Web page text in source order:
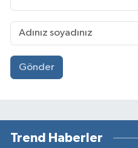
Gönder
Trend Haberler